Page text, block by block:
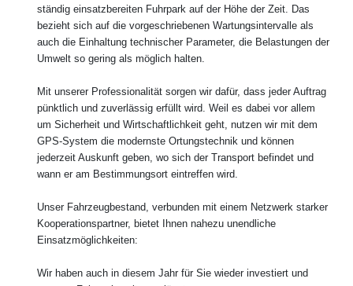
ständig einsatzbereiten Fuhrpark auf der Höhe der Zeit. Das
bezieht sich auf die vorgeschriebenen Wartungsintervalle als
auch die Einhaltung technischer Parameter, die Belastungen der
Umwelt so gering als möglich halten.
Mit unserer Professionalität sorgen wir dafür, dass jeder Auftrag
pünktlich und zuverlässig erfüllt wird. Weil es dabei vor allem
um Sicherheit und Wirtschaftlichkeit geht, nutzen wir mit dem
GPS-System die modernste Ortungstechnik und können
jederzeit Auskunft geben, wo sich der Transport befindet und
wann er am Bestimmungsort eintreffen wird.
Unser Fahrzeugbestand, verbunden mit einem Netzwerk starker
Kooperationspartner, bietet Ihnen nahezu unendliche
Einsatzmöglichkeiten:
Wir haben auch in diesem Jahr für Sie wieder investiert und